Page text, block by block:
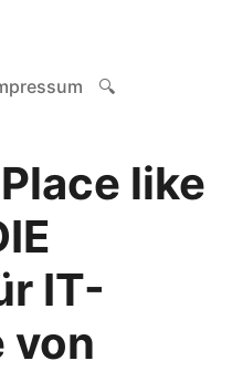
🔍
like
IT-
von